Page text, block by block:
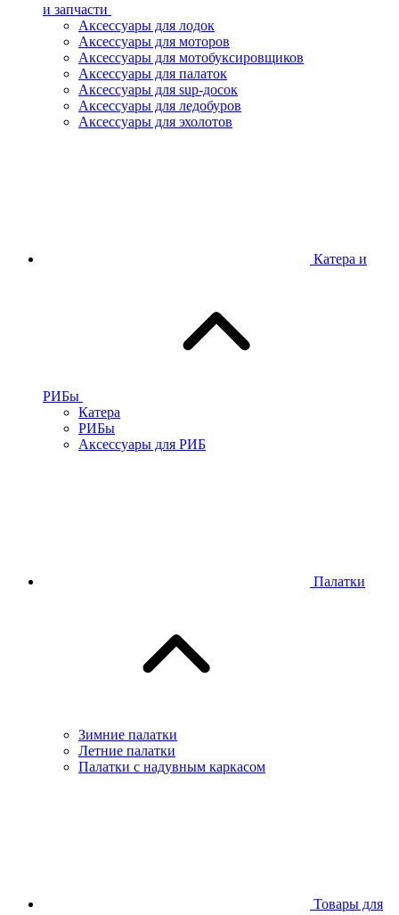
и запчасти
Аксессуары для лодок
Аксессуары для моторов
Аксессуары для мотобуксировщиков
Аксессуары для палаток
Аксессуары для sup-досок
Аксессуары для ледобуров
Аксессуары для эхолотов
Катера и
РИБы
Катера
РИБы
Аксессуары для РИБ
Палатки
Зимние палатки
Летние палатки
Палатки с надувным каркасом
Товары для